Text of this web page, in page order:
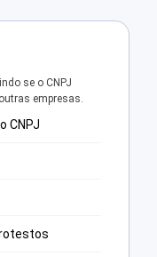
se o CNPJ
empresas.
CNPJ